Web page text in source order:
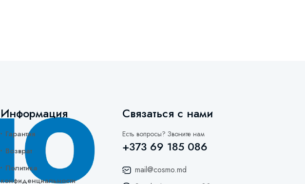
Информация
Гарантия
Возврат
Политика
конфиденциальности
Связаться с нами
Есть вопросы? Звоните нам
+373 69 185 086
mail@cosmo.md